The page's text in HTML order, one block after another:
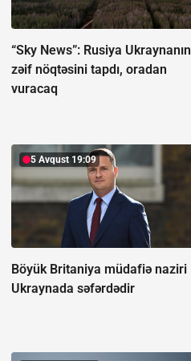
“Sky News”: Rusiya Ukraynanın
zəif nöqtəsini tapdı, oradan
vuracaq
5 Avqust 19:09
Böyük Britaniya müdafiə naziri
Ukraynada səfərdədir